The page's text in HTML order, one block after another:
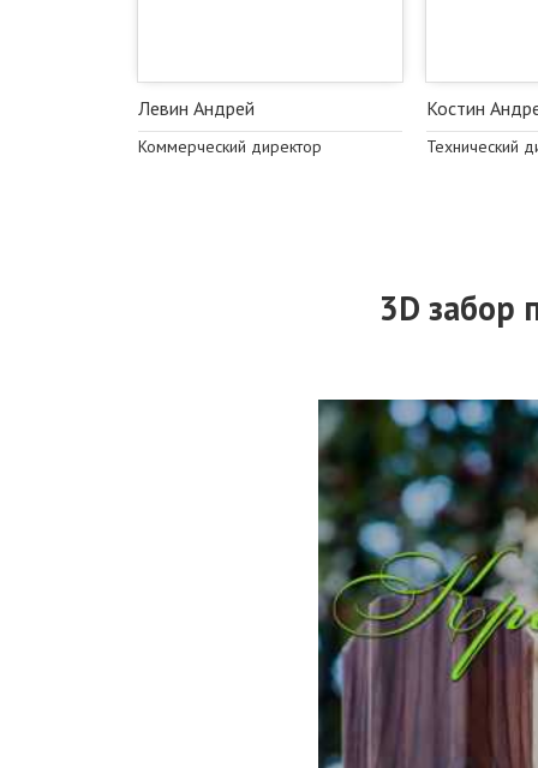
Левин Андрей
Коммерческий директор
Костин
Технический
3D забор